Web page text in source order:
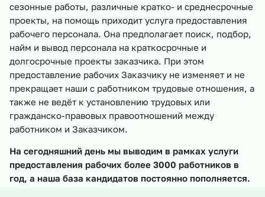
сезонные работы, различные кратко- и среднесрочные
проекты, на помощь приходит услуга предоставления
рабочего персонала. Она предполагает поиск, подбор,
найм и вывод персонала на краткосрочные и
долгосрочные проекты заказчика. При этом
предоставление рабочих Заказчику не изменяет и не
прекращает наши с работником трудовые отношения, а
также не ведёт к установлению трудовых или
гражданско-правовых правоотношений между
работником и Заказчиком.
На сегодняшний день мы выводим в рамках услуги
предоставления рабочих более 3000 работников в
год, а наша база кандидатов постоянно пополняется.